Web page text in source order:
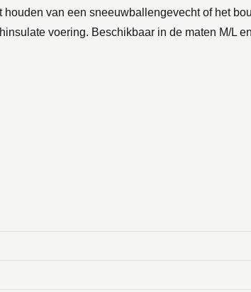
van een sneeuwballengevecht of het
voering. Beschikbaar in de maten M/L